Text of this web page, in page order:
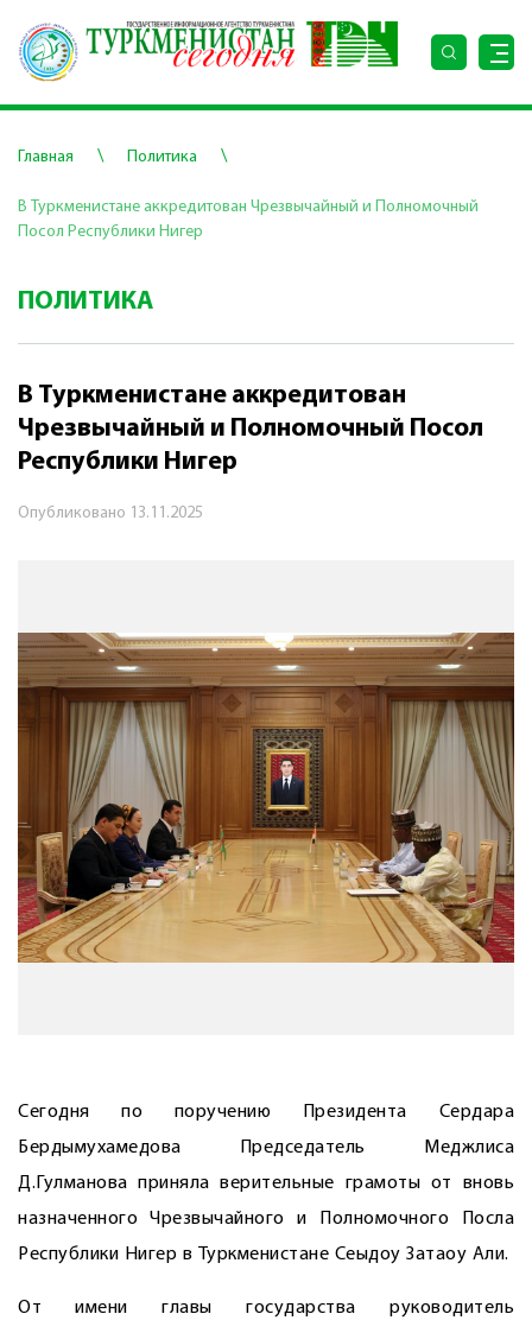
Главная \ Политика \
В Туркменистане аккредитован Чрезвычайный и Полномочный
Посол Республики Нигер
ПОЛИТИКА
В Туркменистане аккредитован
Чрезвычайный и Полномочный Посол
Республики Нигер
Опубликовано 13.11.2025
Сегодня по поручению Президента Сердара
Бердымухамедова Председатель Меджлиса
Д.Гулманова приняла верительные грамоты от вновь
назначенного Чрезвычайного и Полномочного Посла
Республики Нигер в Туркменистане Сеыдоу Затаоу Али.
От имени главы государства руководитель